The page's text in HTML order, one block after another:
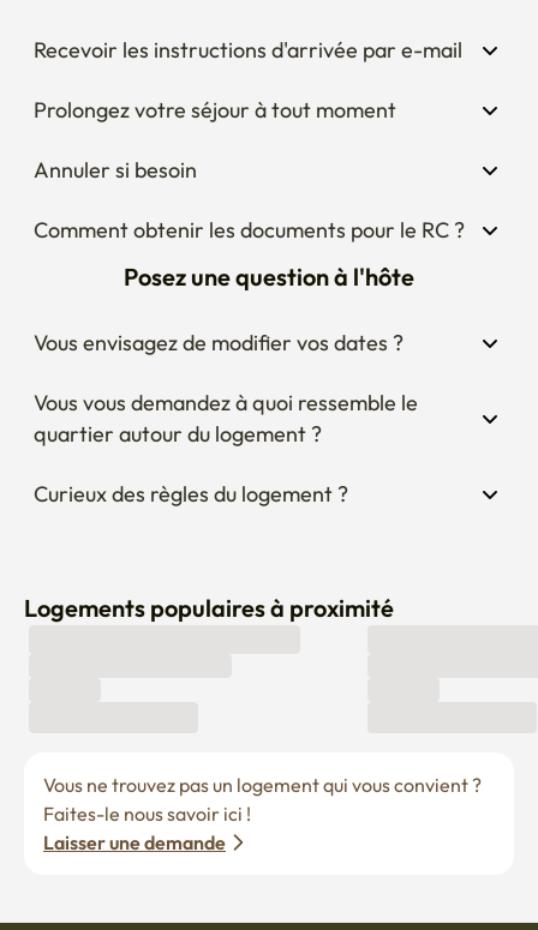
Recevoir les instructions d'arrivée par e-mail
Prolongez votre séjour à tout moment
Annuler si besoin
Comment obtenir les documents pour le RC ?
Posez une question à l'hôte
Vous envisagez de modifier vos dates ?
Vous vous demandez à quoi ressemble le
quartier autour du logement ?
Curieux des règles du logement ?
Logements populaires à proximité
Vous ne trouvez pas un logement qui vous convient ?
Faites-le nous savoir ici !
Laisser une demande